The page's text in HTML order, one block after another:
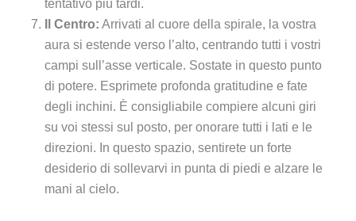
tentativo più tardi.
Il Centro: Arrivati al cuore della spirale, la vostra
aura si estende verso l’alto, centrando tutti i vostri
campi sull’asse verticale. Sostate in questo punto
di potere. Esprimete profonda gratitudine e fate
degli inchini. È consigliabile compiere alcuni giri
su voi stessi sul posto, per onorare tutti i lati e le
direzioni. In questo spazio, sentirete un forte
desiderio di sollevarvi in punta di piedi e alzare le
mani al cielo.